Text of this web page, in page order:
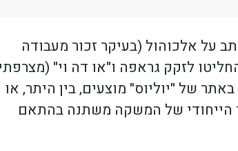
על אלכוהול (בעיקר זכור מעבודה
לזקק גראפה ו"או דה וי"
של "יוליוס" מוצעים, בין היתר, או
הייחודי של המשקה משתנה בהתאם